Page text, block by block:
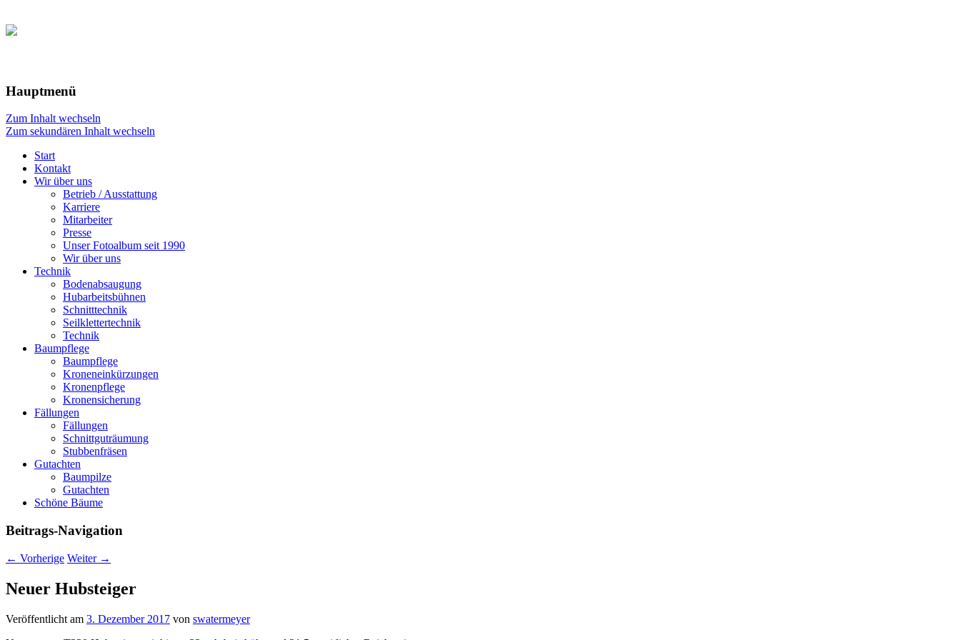
Hauptmenü
Zum Inhalt wechseln
Zum sekundären Inhalt wechseln
Start
Kontakt
Wir über uns
Betrieb / Ausstattung
Karriere
Mitarbeiter
Presse
Unser Fotoalbum seit 1990
Wir über uns
Technik
Bodenabsaugung
Hubarbeitsbühnen
Schnitttechnik
Seilklettertechnik
Technik
Baumpflege
Baumpflege
Kroneneinkürzungen
Kronenpflege
Kronensicherung
Fällungen
Fällungen
Schnittguträumung
Stubbenfräsen
Gutachten
Baumpilze
Gutachten
Schöne Bäume
Beitrags-Navigation
← Vorherige Weiter →
Neuer Hubsteiger
Veröffentlicht am 3. Dezember 2017 von swatermeyer